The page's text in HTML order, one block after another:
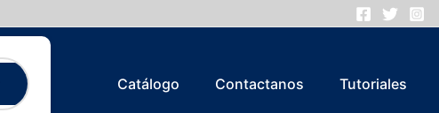
Catálogo Contactanos Tutoriales